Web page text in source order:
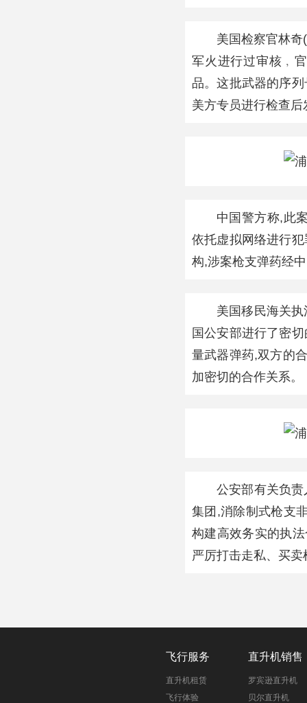
美国检察官林
军火进行过审核﹐
品。这批武器的序
美方专员进行检查
中国警方称,此
依托虚拟网络进行
构,涉案枪支弹药经
美国移民海关
国公安部进行了密
量武器弹药,双方的
加密切的合作关系。
公安部有关负
集团,消除制式枪支
构建高效务实的执
严厉打击走私、买
飞行服务
直升机租赁
飞行体验
直升机销售
罗宾逊直升机
贝尔直升机